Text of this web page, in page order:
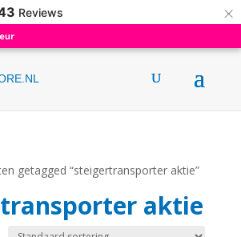
Reviews ×
info@steigerstore.nl
getagged “steigertransporter aktie”
aktie